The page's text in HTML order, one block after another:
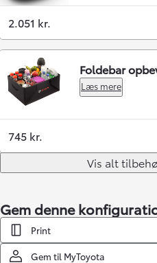
2.051 kr.
Foldebar
Læs mere
745 kr.
Vis alt
Gem denne
Print
Gem til MyToyota